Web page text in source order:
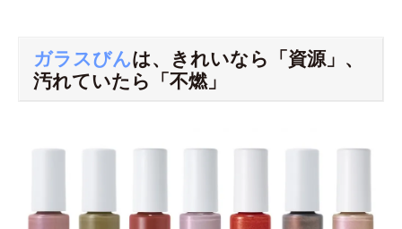
ガラスびんは、きれいなら「資源」、
汚れていたら「不燃」